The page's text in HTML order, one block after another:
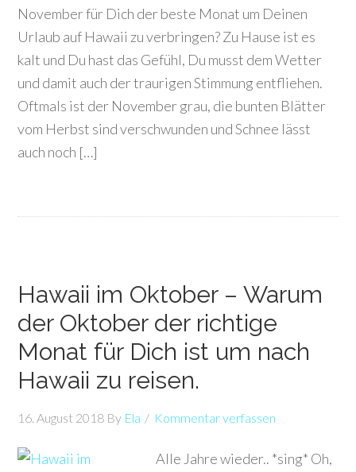
November für Dich der beste Monat um Deinen
Urlaub auf Hawaii zu verbringen? Zu Hause ist es
kalt und Du hast das Gefühl, Du musst dem Wetter
und damit auch der traurigen Stimmung entfliehen.
Oftmals ist der November grau, die bunten Blätter
vom Herbst sind verschwunden und Schnee lässt
auch noch […]
Hawaii im Oktober – Warum
der Oktober der richtige
Monat für Dich ist um nach
Hawaii zu reisen.
16. August 2018 By Ela Kommentar verfassen
Alle Jahre wieder.. *sing* Oh,